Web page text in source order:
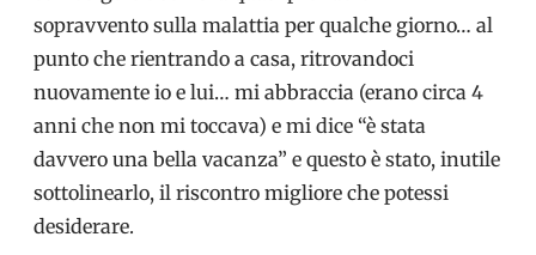
sopravvento sulla malattia per qualche giorno… al
punto che rientrando a casa, ritrovandoci
nuovamente io e lui… mi abbraccia (erano circa 4
anni che non mi toccava) e mi dice “è stata
davvero una bella vacanza” e questo è stato, inutile
sottolinearlo, il riscontro migliore che potessi
desiderare.